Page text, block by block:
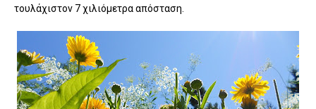
τουλάχιστον 7 χιλιόμετρα απόσταση.